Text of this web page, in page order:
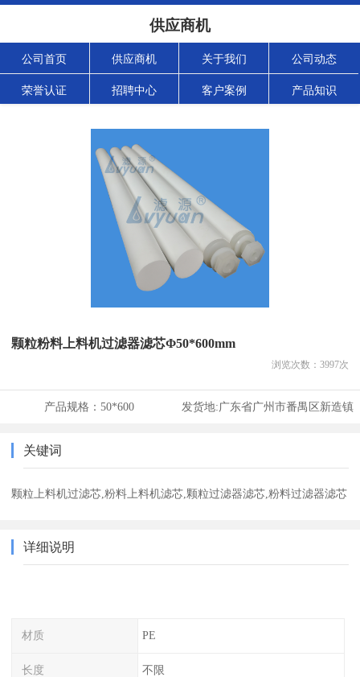
供应商机
公司首页 供应商机 关于我们 公司动态
荣誉认证 招聘中心 客户案例 产品知识
颗粒粉料上料机过滤器滤芯Φ50*600mm
浏览次数： 3997次
产品规格： 50*600 发货地:广东省广州市番禺区新造镇
关键词
颗粒上料机过滤芯,粉料上料机滤芯,颗粒过滤器滤芯,粉料过滤器滤芯
详细说明
材质 PE
长度 不限